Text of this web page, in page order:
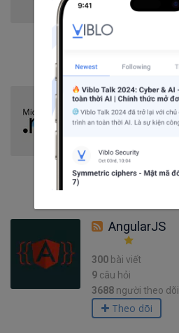
câu hỏi
1055
.NET
150bài viết
3725người theo dõi
Theo dõi
AngularJS
300 bài viết
9 câu hỏi
3688 người theo dõi
Theo dõi